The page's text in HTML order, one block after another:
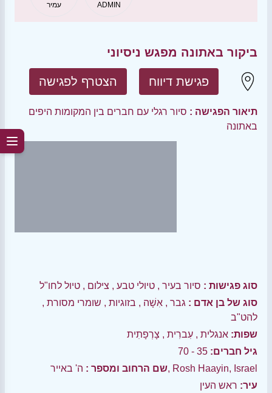
עמיר ADMIN
ביקור באתונה מפגש ניסיוני
הצטרף לפגישה פגישת דיווח
תיאור הפגישה : סיור רגלי עם חברים בין המקומות היפים
באתונה
סוג פגישות : סיור בעיר , טיולי טבע , צילום , טיול לחו"ל
סוג של בן אדם : גבר , אִשָׁה , בזוגיות , שומרי מסורת ,
להט"ב
שפות: אנגלית , עִברִית , צָרְפָתִית
גיל חברים: 35 - 70
שם הרחוב ומספר :ה' באייר, Rosh Haayin, Israel
עיר: ראש העין